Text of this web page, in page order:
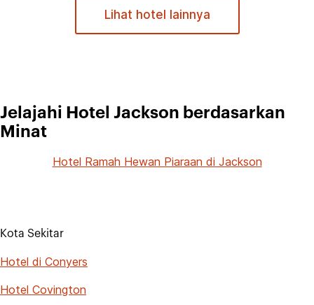
Lihat hotel lainnya
Jelajahi Hotel Jackson berdasarkan
Minat
Hotel Ramah Hewan Piaraan di Jackson
Kota Sekitar
Hotel di Conyers
Hotel Covington